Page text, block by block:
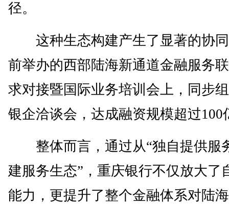
径。
这种生态构建产生了显著的协同
前举办的西部陆海新通道金融服务
求对接暨国际业务培训会上，同步
银企洽谈会，达成融资规模超过100
整体而言，通过从“独自提供服
建服务生态”，重庆银行不仅放大了
能力，更提升了整个金融体系对陆